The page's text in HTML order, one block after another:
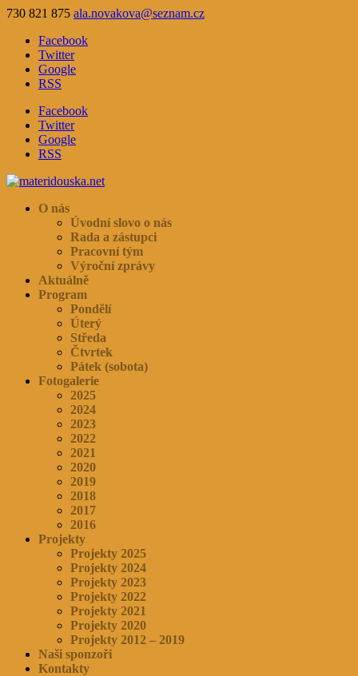
730 821 875 ala.novakova@seznam.cz
Facebook
Twitter
Google
RSS
Facebook
Twitter
Google
RSS
O nás
Úvodní slovo o nás
Rada a zástupci
Pracovní tým
Výroční zprávy
Aktuálně
Program
Pondělí
Úterý
Středa
Čtvrtek
Pátek (sobota)
Fotogalerie
2025
2024
2023
2022
2021
2020
2019
2018
2017
2016
Projekty
Projekty 2025
Projekty 2024
Projekty 2023
Projekty 2022
Projekty 2021
Projekty 2020
Projekty 2012 – 2019
Naši sponzoři
Kontakty